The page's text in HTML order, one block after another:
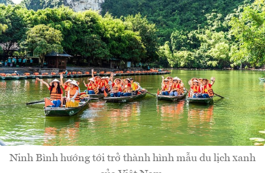
Ninh Bình hướng tới trở thành hình mẫu du lịch xanh